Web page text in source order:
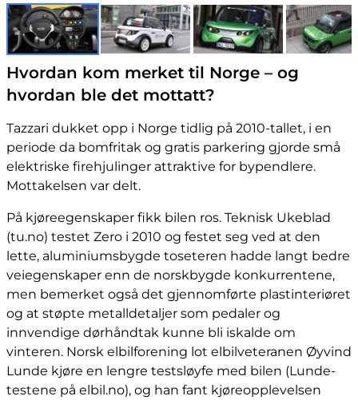
Hvordan kom merket til Norge – og
hvordan ble det mottatt?
Tazzari dukket opp i Norge tidlig på 2010-tallet, i en
periode da bomfritak og gratis parkering gjorde små
elektriske firehjulinger attraktive for bypendlere.
Mottakelsen var delt.
På kjøreegenskaper fikk bilen ros. Teknisk Ukeblad
(tu.no) testet Zero i 2010 og festet seg ved at den
lette, aluminiumsbygde toseteren hadde langt bedre
veiegenskaper enn de norskbygde konkurrentene,
men bemerket også det gjennomførte plastinteriøret
og at støpte metalldetaljer som pedaler og
innvendige dørhåndtak kunne bli iskalde om
vinteren. Norsk elbilforening lot elbilveteranen Øyvind
Lunde kjøre en lengre testsløyfe med bilen (Lunde-
testene på elbil.no), og han fant kjøreopplevelsen